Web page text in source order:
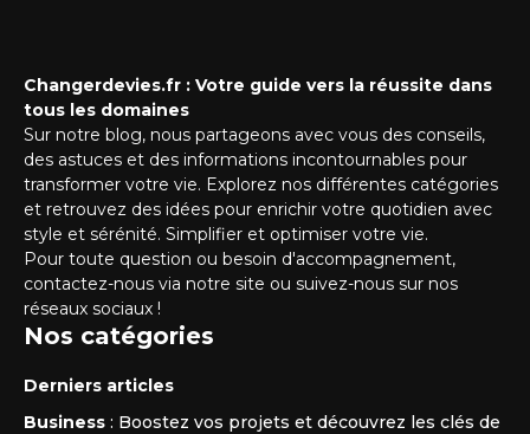
Changerdevies.fr : Votre guide vers la réussite dans
tous les domaines
Sur notre blog, nous partageons avec vous des conseils,
des astuces et des informations incontournables pour
transformer votre vie. Explorez nos différentes catégories
et retrouvez des idées pour enrichir votre quotidien avec
style et sérénité. Simplifier et optimiser votre vie.
Pour toute question ou besoin d'accompagnement,
contactez-nous via notre site ou suivez-nous sur nos
réseaux sociaux !
Nos catégories
Derniers articles
Business : Boostez vos projets et découvrez les clés de